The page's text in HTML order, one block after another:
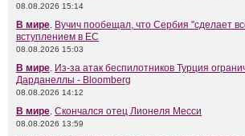
08.08.2026 15:14
В мире. Вучич пообещал, что Сербия "сделает
вступлением в ЕС
08.08.2026 15:03
В мире. Из-за атак беспилотников Турция
Дарданеллы - Bloomberg
08.08.2026 14:12
В мире. Скончался отец Лионеля Месси
08.08.2026 13:59